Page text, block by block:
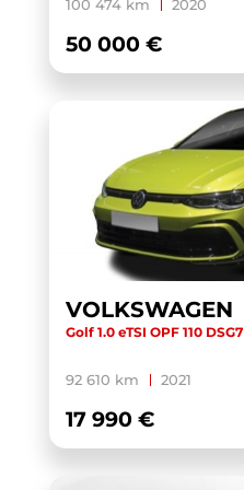
RAV4 HYBRIDE 2018
RIFTER (2)
RS5 SPORTBACK (1)
RS6 AVANT
S4 AVANT (1)
S6 E-TRON AVANT (1)
SANTA FE (1)
100 474 km 2020
50 000 €
VOLKSWAGEN
Golf 1.0 eTSI OPF 110 DSG7
92 610 km 2021
17 990 €